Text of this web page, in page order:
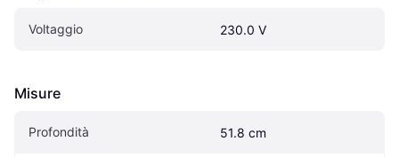
Voltaggio 230.0 V
Misure
Profondità 51.8 cm